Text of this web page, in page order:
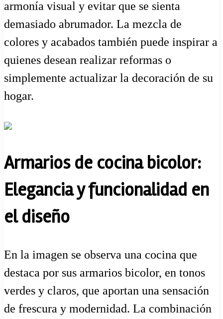
armonía visual y evitar que se sienta
demasiado abrumador. La mezcla de
colores y acabados también puede inspirar a
quienes desean realizar reformas o
simplemente actualizar la decoración de su
hogar.
Armarios de cocina bicolor:
Elegancia y funcionalidad en
el diseño
En la imagen se observa una cocina que
destaca por sus armarios bicolor, en tonos
verdes y claros, que aportan una sensación
de frescura y modernidad. La combinación